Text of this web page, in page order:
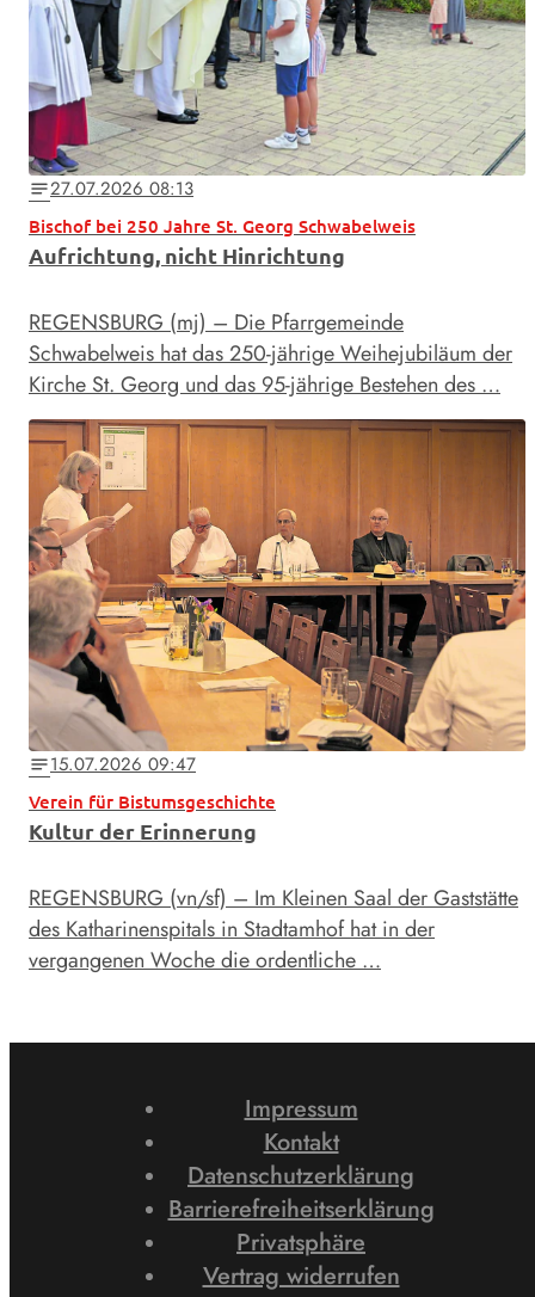
notes27.07.2026 08:13
Bischof bei 250 Jahre St. Georg Schwabelweis
Aufrichtung, nicht Hinrichtung
REGENSBURG (mj) – Die Pfarrgemeinde
Schwabelweis hat das 250-jährige Weihejubiläum der
Kirche St. Georg und das 95-jährige Bestehen des …
notes15.07.2026 09:47
Verein für Bistumsgeschichte
Kultur der Erinnerung
REGENSBURG (vn/sf) – Im Kleinen Saal der Gaststätte
des Katharinenspitals in Stadtamhof hat in der
vergangenen Woche die ordentliche …
Impressum
Kontakt
Datenschutzerklärung
Barrierefreiheitserklärung
Privatsphäre
Vertrag widerrufen